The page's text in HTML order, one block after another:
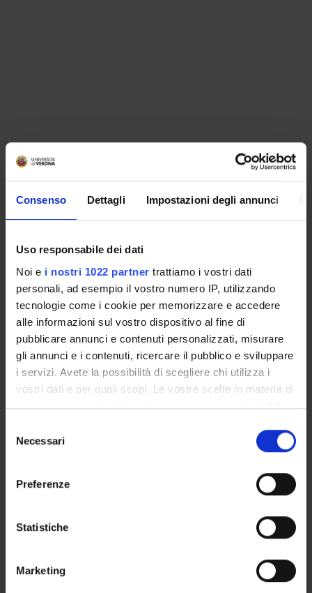
Consenso Dettagli Impostazioni degli annunci
Uso responsabile dei dati
Noi e i nostri 1022 partner trattiamo i vostri dati
personali, ad esempio il vostro numero IP, utilizzando
tecnologie come i cookie per memorizzare e accedere
alle informazioni sul vostro dispositivo al fine di
pubblicare annunci e contenuti personalizzati, misurare
gli annunci e i contenuti, ricercare il pubblico e sviluppare
i servizi. Avete la possibilità di scegliere chi utilizza i
vostri dati e per quali scopi. Le vostre scelte in materia di
privacy sono applicabili solo su questa proprietà digitale
modificare o revocare il proprio consenso in qualsiasi
momento dalla Dichiarazione sui cookie o facendo clic
raccogliere informazioni sulla tua posizione
geografica, con un'approssimazione di qualche
Identificare il tuo dispositivo, scansionandolo
delNecessari
Preferenze
Statistiche
Marketing
GOVERNANCE
SERVIZI DI SEGRETERIA STUDENTI
STRUTTURE DEL DIPARTIMENTO
LABORATORI DI RICERCA
CENTRI DI RICERCA
Contatti
Luoghi